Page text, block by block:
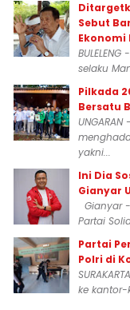
Sebut
Ekonomi
selaku
Pilkada
Bersatu
yakni...
Ini Dia
Gianyar
Gianyar
Partai
Partai
Polri di
ke kantor-